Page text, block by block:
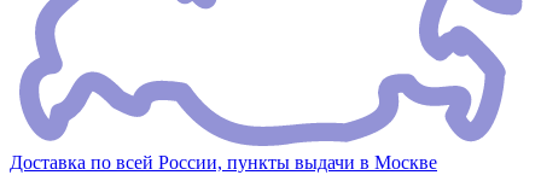
Доставка по всей России, пункты выдачи в Москве